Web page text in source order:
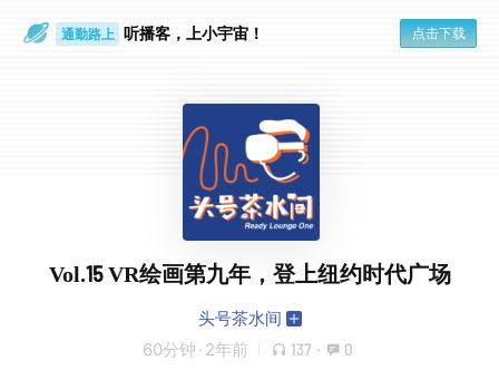
眼睛好累 听播客，上小宇宙！ 点击下载
Vol.15 VR绘画第九年，登上纽约时代广场
头号茶水间
60分钟 · 2年前 137 · 0